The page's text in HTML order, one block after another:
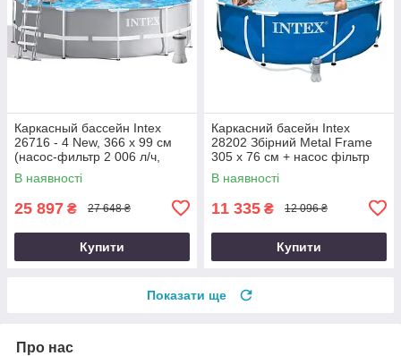
Каркасный бассейн Intex
26716 - 4 New, 366 x 99 см
(насос-фильтр 2 006 л/ч,
лестница, подстилка, тент)
В наявності
25 897 ₴ 27 648 ₴
Купити
Каркасний басейн Intex
28202 Збірний Metal Frame
305 x 76 см + насос фільтр
В наявності
11 335 ₴ 12 096 ₴
Купити
Показати ще
Про нас